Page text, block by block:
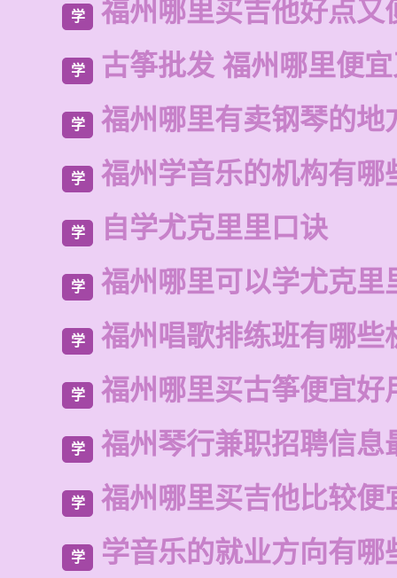
学 福州哪里买吉他好点又
学 古筝批发 福州哪里便
学 福州哪里有卖钢琴的地
学 福州学音乐的机构有哪
学 自学尤克里里口诀
学 福州哪里可以学尤克里
学 福州唱歌排练班有哪些
学 福州哪里买古筝便宜好
学 福州琴行兼职招聘信息
学 福州哪里买吉他比较便
学 学音乐的就业方向有哪